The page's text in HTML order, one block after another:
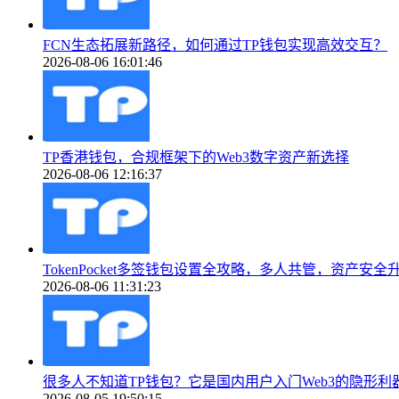
FCN生态拓展新路径，如何通过TP钱包实现高效交互？
2026-08-06 16:01:46
TP香港钱包，合规框架下的Web3数字资产新选择
2026-08-06 12:16:37
TokenPocket多签钱包设置全攻略，多人共管，资产安全
2026-08-06 11:31:23
很多人不知道TP钱包？它是国内用户入门Web3的隐形利